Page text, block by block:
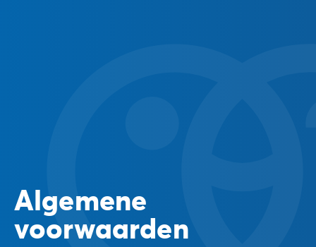
Algemene
voorwaarden